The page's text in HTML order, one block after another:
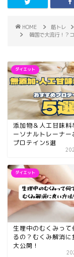
HOME 筋トレ
韓国で大流行！？
ダイエット
添加物＆人工甘味料
ーソナルトレーナー
プロテイン5選
ダイエット
生理中のむくみって
るの？むくみ解消に
大公開！